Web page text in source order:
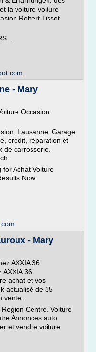
la voiture voiture
Robert Tissot
- Mary
Occasion.
Lausanne. Garage
crédit, réparation et
de carrosserie.
for Achat Voiture
Now.
- Mary
AXXIA 36
AXXIA 36
achat et vos
actualisé de 35
vente.
Centre. Voiture
Annonces auto
et vendre voiture